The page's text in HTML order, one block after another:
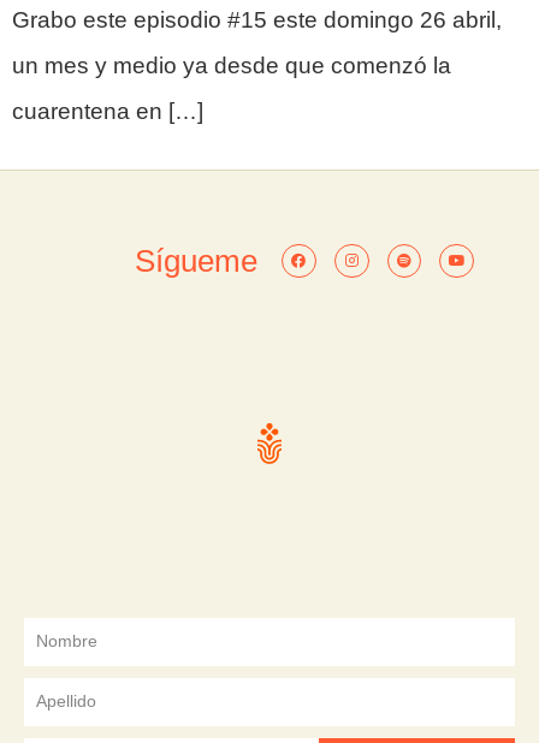
Grabo este episodio #15 este domingo 26 abril,
un mes y medio ya desde que comenzó la
cuarentena en […]
Sígueme